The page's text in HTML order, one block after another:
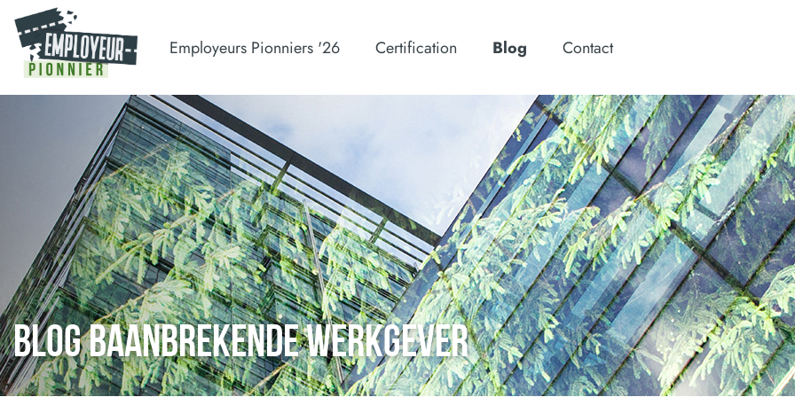
Employeurs Pionniers '26 Certification Blog Contact
BLOG BAANBREKENDE WERKGEVER